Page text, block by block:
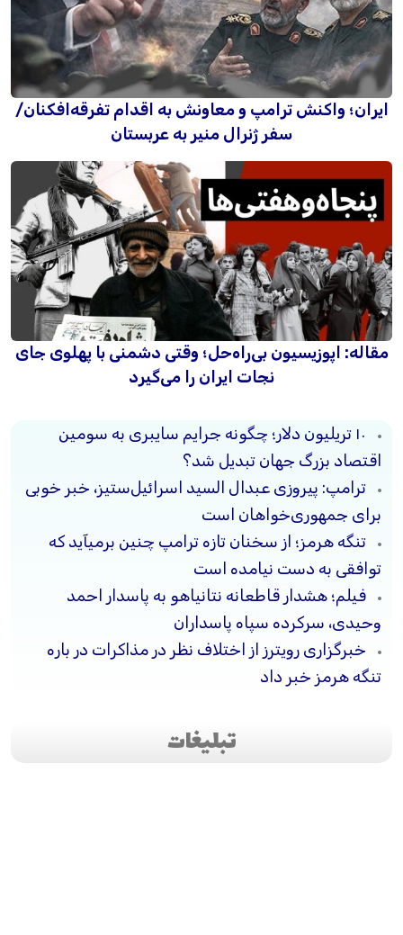
ایران؛ واکنش ترامپ و معاونش به اقدام تفرقه‌افکنان/
سفر ژنرال منیر به عربستان
مقاله: اپوزیسیون بی‌راه‌حل؛ وقتی دشمنی با پهلوی جای
نجات ایران را می‌گیرد
۱۰ تریلیون دلار؛ چگونه جرایم سایبری به سومین
اقتصاد بزرگ جهان تبدیل شد؟
ترامپ: پیروزی عبدال السید اسرائیل‌ستیز، خبر خوبی
برای جمهوری‌خواهان است
تنگه هرمز؛ از سخنان تازه ترامپ چنین برمیآید که
توافقی به دست نیامده است
فیلم؛ هشدار قاطعانه نتانیاهو به پاسدار احمد
وحیدی، سرکرده سپاه پاسداران
خبرگزاری رویترز از اختلاف نظر در مذاکرات در باره
تنگه هرمز خبر داد
تبلیغات